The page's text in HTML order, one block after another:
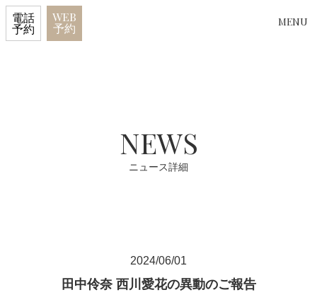
MENU
電話
予約
WEB
予約
NEWS
ニュース詳細
2024/06/01
田中伶奈 西川愛花の異動のご報告